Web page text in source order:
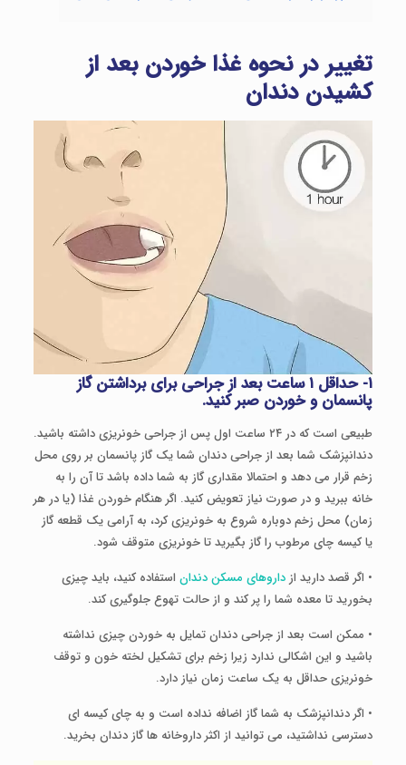
تغییر در نحوه غذا خوردن بعد از
کشیدن دندان
۱- حداقل ۱ ساعت بعد از جراحی برای برداشتن گاز
پانسمان و خوردن صبر کنید.
طبیعی است که در ۲۴ ساعت اول پس از جراحی خونریزی داشته باشید.
دندانپزشک شما بعد از جراحی دندان شما یک گاز پانسمان بر روی محل
زخم قرار می دهد و احتمالا مقداری گاز به شما داده باشد تا آن را به
خانه ببرید و در صورت نیاز تعویض کنید. اگر هنگام خوردن غذا (یا در هر
زمان) محل زخم دوباره شروع به خونریزی کرد، به آرامی یک قطعه گاز
یا کیسه چای مرطوب را گاز بگیرید تا خونریزی متوقف شود.
• اگر قصد دارید از داروهای مسکن دنداناستفاده کنید، باید چیزی
بخورید تا معده شما را پر کند و از حالت تهوع جلوگیری کند.
• ممکن است بعد از جراحی دندان تمایل به خوردن چیزی نداشته
باشید و این اشکالی ندارد زیرا زخم برای تشکیل لخته خون و توقف
خونریزی حداقل به یک ساعت زمان نیاز دارد.
• اگر دندانپزشک به شما گاز اضافه نداده است و به چای کیسه ای
دسترسی نداشتید، می توانید از اکثر داروخانه ها گاز دندان بخرید.